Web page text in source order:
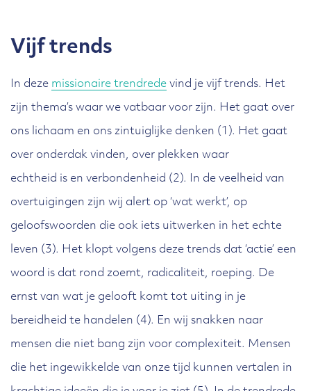
Vijf trends
In deze missionaire trendrede vind je vijf trends. Het
zijn thema’s waar we vatbaar voor zijn. Het gaat over
ons lichaam en ons zintuiglijke denken (1). Het gaat
over onderdak vinden, over plekken waar
echtheid is en verbondenheid (2). In de veelheid van
overtuigingen zijn wij alert op ‘wat werkt’, op
geloofswoorden die ook iets uitwerken in het echte
leven (3). Het klopt volgens deze trends dat ‘actie’ een
woord is dat rond zoemt, radicaliteit, roeping. De
ernst van wat je gelooft komt tot uiting in je
bereidheid te handelen (4). En wij snakken naar
mensen die niet bang zijn voor complexiteit. Mensen
die het ingewikkelde van onze tijd kunnen vertalen in